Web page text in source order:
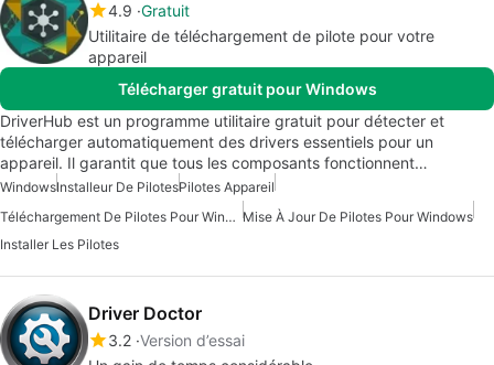
4.9 Gratuit
Utilitaire de téléchargement de pilote pour votre
appareil
Télécharger gratuit pour Windows
DriverHub est un programme utilitaire gratuit pour détecter et
télécharger automatiquement des drivers essentiels pour un
appareil. Il garantit que tous les composants fonctionnent…
WindowsInstalleur De PilotesPilotes Appareil
Téléchargement De Pilotes Pour Windows Mise À Jour De Pilotes Pour Windows
Installer Les Pilotes
Driver Doctor
3.2 Version d’essai